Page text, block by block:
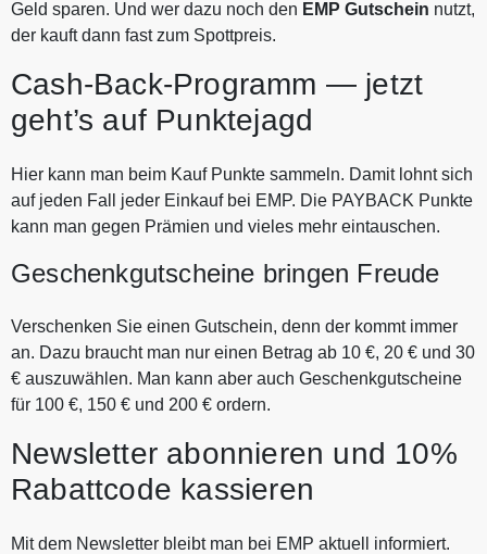
Geld sparen. Und wer dazu noch den EMP Gutschein nutzt,
der kauft dann fast zum Spottpreis.
Cash-Back-Programm — jetzt
geht’s auf Punktejagd
Hier kann man beim Kauf Punkte sammeln. Damit lohnt sich
auf jeden Fall jeder Einkauf bei EMP. Die PAYBACK Punkte
kann man gegen Prämien und vieles mehr eintauschen.
Geschenkgutscheine bringen Freude
Verschenken Sie einen Gutschein, denn der kommt immer
an. Dazu braucht man nur einen Betrag ab 10 €, 20 € und 30
€ auszuwählen. Man kann aber auch Geschenkgutscheine
für 100 €, 150 € und 200 € ordern.
Newsletter abonnieren und 10%
Rabattcode kassieren
Mit dem Newsletter bleibt man bei EMP aktuell informiert.